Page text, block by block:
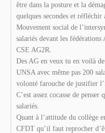
être dans la posture et la
quelques secondes et réfléchir
Mouvement social de
salariés devant les
CSE AG2R.
Des AG en veux tu en voilà
UNSA avec même pas 200
volonté farouche de justifier
C’est assez cocasse de
salariés.
Quant à l’attitude du collège
CFDT qu’il faut reprocher